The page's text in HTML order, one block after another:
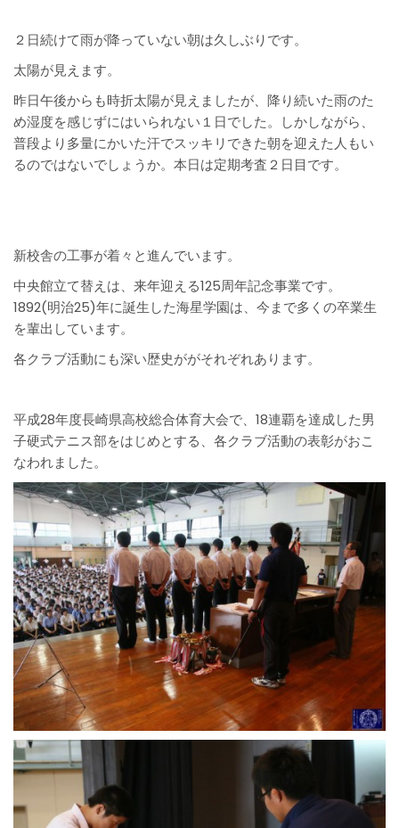
２日続けて雨が降っていない朝は久しぶりです。
太陽が見えます。
昨日午後からも時折太陽が見えましたが、降り続いた雨のた
め湿度を感じずにはいられない１日でした。しかしながら、
普段より多量にかいた汗でスッキリできた朝を迎えた人もい
るのではないでしょうか。本日は定期考査２日目です。
新校舎の工事が着々と進んでいます。
中央館立て替えは、来年迎える125周年記念事業です。
1892(明治25)年に誕生した海星学園は、今まで多くの卒業生
を輩出しています。
各クラブ活動にも深い歴史ががそれぞれあります。
平成28年度長崎県高校総合体育大会で、18連覇を達成した男
子硬式テニス部をはじめとする、各クラブ活動の表彰がおこ
なわれました。